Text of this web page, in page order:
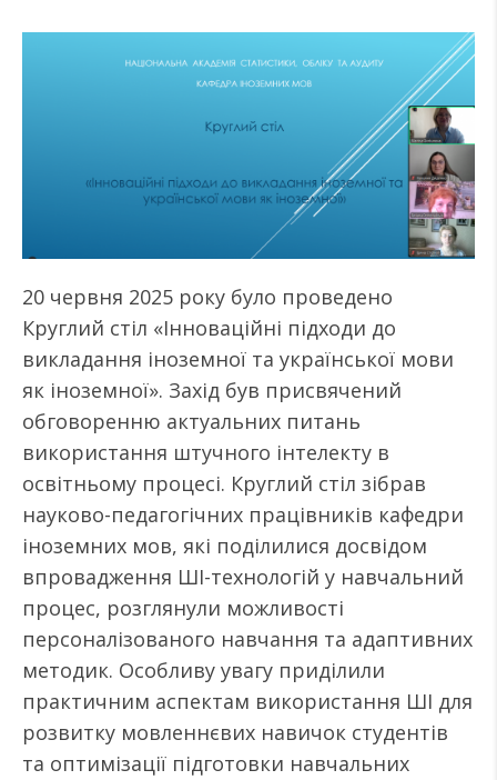
20 червня 2025 року було проведено
Круглий стіл «Інноваційні підходи до
викладання іноземної та української мови
як іноземної». Захід був присвячений
обговоренню актуальних питань
використання штучного інтелекту в
освітньому процесі. Круглий стіл зібрав
науково-педагогічних працівників кафедри
іноземних мов, які поділилися досвідом
впровадження ШІ-технологій у навчальний
процес, розглянули можливості
персоналізованого навчання та адаптивних
методик. Особливу увагу приділили
практичним аспектам використання ШІ для
розвитку мовленнєвих навичок студентів
та оптимізації підготовки навчальних